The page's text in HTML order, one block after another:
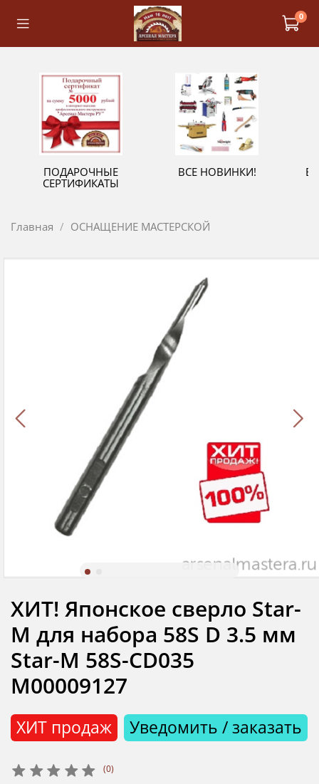
0
ПОДАРОЧНЫЕ
СЕРТИФИКАТЫ
ВСЕ НОВИНКИ!
Главная ОСНАЩЕНИЕ МАСТЕРСКОЙ
(0)
ХИТ продаж Уведомить / заказать
ХИТ! Японское сверло Star-
M для набора 58S D 3.5 мм
Star-M 58S-CD035
М00009127